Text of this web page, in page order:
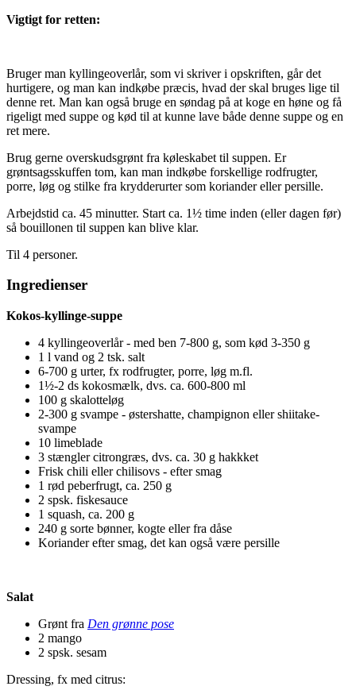
Vigtigt for retten:
Bruger man kyllingeoverlår, som vi skriver i opskriften, går det
hurtigere, og man kan indkøbe præcis, hvad der skal bruges lige til
denne ret. Man kan også bruge en søndag på at koge en høne og få
rigeligt med suppe og kød til at kunne lave både denne suppe og en
ret mere.
Brug gerne overskudsgrønt fra køleskabet til suppen. Er
grøntsagsskuffen tom, kan man indkøbe forskellige rodfrugter,
porre, løg og stilke fra krydderurter som koriander eller persille.
Arbejdstid ca. 45 minutter. Start ca. 1½ time inden (eller dagen før)
så bouillonen til suppen kan blive klar.
Til 4 personer.
Ingredienser
Kokos-kyllinge-suppe
4 kyllingeoverlår - med ben 7-800 g, som kød 3-350 g
1 l vand og 2 tsk. salt
6-700 g urter, fx rodfrugter, porre, løg m.fl.
1½-2 ds kokosmælk, dvs. ca. 600-800 ml
100 g skalotteløg
2-300 g svampe - østershatte, champignon eller shiitake-
svampe
10 limeblade
3 stængler citrongræs, dvs. ca. 30 g hakkket
Frisk chili eller chilisovs - efter smag
1 rød peberfrugt, ca. 250 g
2 spsk. fiskesauce
1 squash, ca. 200 g
240 g sorte bønner, kogte eller fra dåse
Koriander efter smag, det kan også være persille
Salat
Grønt fra Den grønne pose
2 mango
2 spsk. sesam
Dressing, fx med citrus: